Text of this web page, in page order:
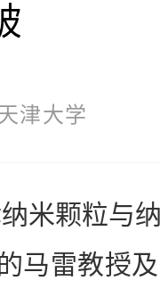
津大学
颗粒与纳
马雷教授